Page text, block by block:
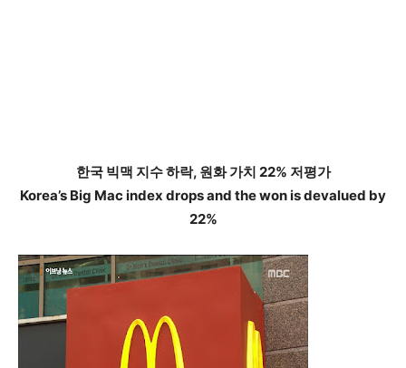
한국 빅맥 지수 하락, 원화 가치 22% 저평가
Korea’s Big Mac index drops and the won is devalued by
22%